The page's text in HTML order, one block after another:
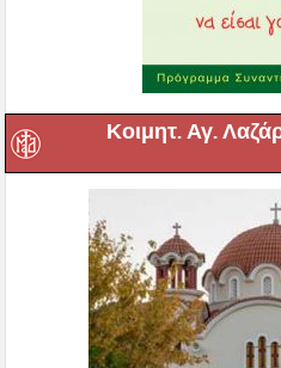
Κοιμητ. Αγ.